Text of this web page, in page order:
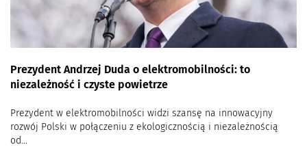
Prezydent Andrzej Duda o elektromobilności: to
niezależność i czyste powietrze
Prezydent w elektromobilności widzi szansę na innowacyjny
rozwój Polski w połączeniu z ekologicznością i niezależnością
od...